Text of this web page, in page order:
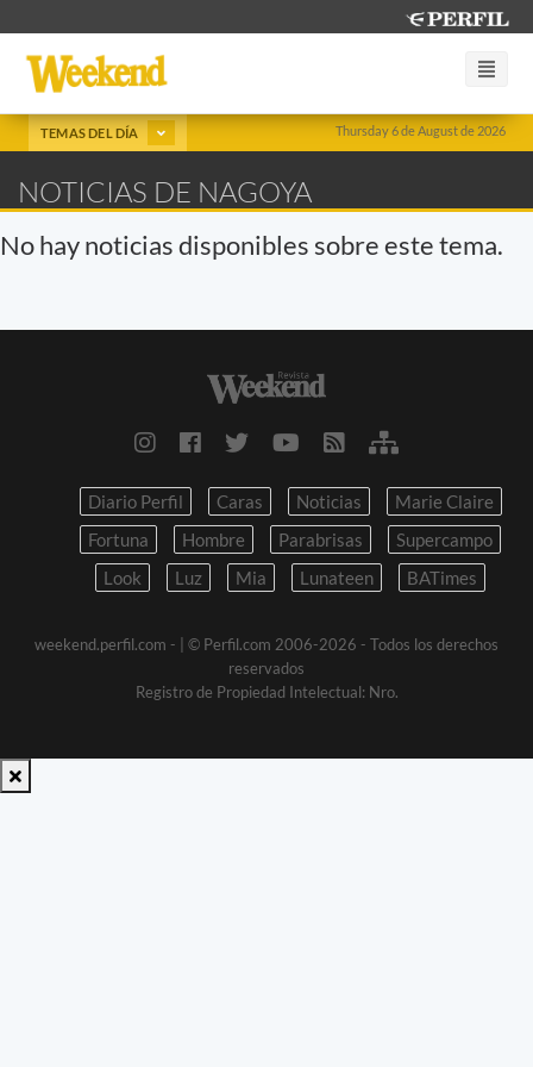
Thursday 6 de August de 2026
TEMAS DEL DÍA
NOTICIAS DE NAGOYA
No hay noticias disponibles sobre este tema.
Diario Perfil Caras Noticias
Marie Claire
Fortuna
Hombre Parabrisas
Supercampo
Look
Luz Mia Lunateen BATimes
weekend.perfil.com -
| © Perfil.com 2006-2026 - Todos los derechos
reservados
Registro de Propiedad Intelectual: Nro.